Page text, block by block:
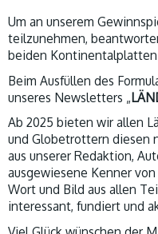
Um an unserem
teilzunehmen,
beiden
Beim Ausfüllen des
unseres Newsletters „
Ab 2025 bieten wir allen
und Globetrottern diesen
aus unserer Redaktion,
ausgewiesene Kenner
Wort und Bild aus allen
interessant, fundiert und